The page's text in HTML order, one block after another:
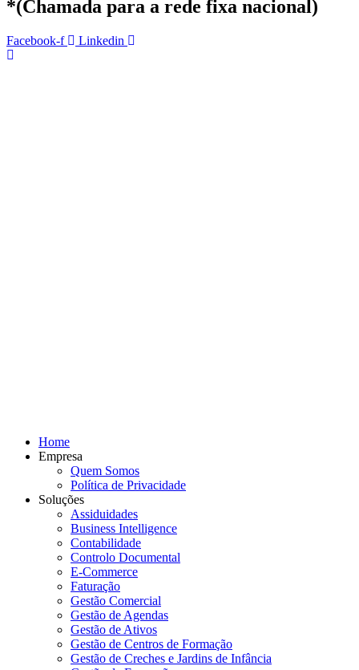
*(Chamada para a rede fixa nacional)
Facebook-f Linkedin
Home
Empresa
Quem Somos
Política de Privacidade
Soluções
Assiduidades
Business Intelligence
Contabilidade
Controlo Documental
E-Commerce
Faturação
Gestão Comercial
Gestão de Agendas
Gestão de Ativos
Gestão de Centros de Formação
Gestão de Creches e Jardins de Infância